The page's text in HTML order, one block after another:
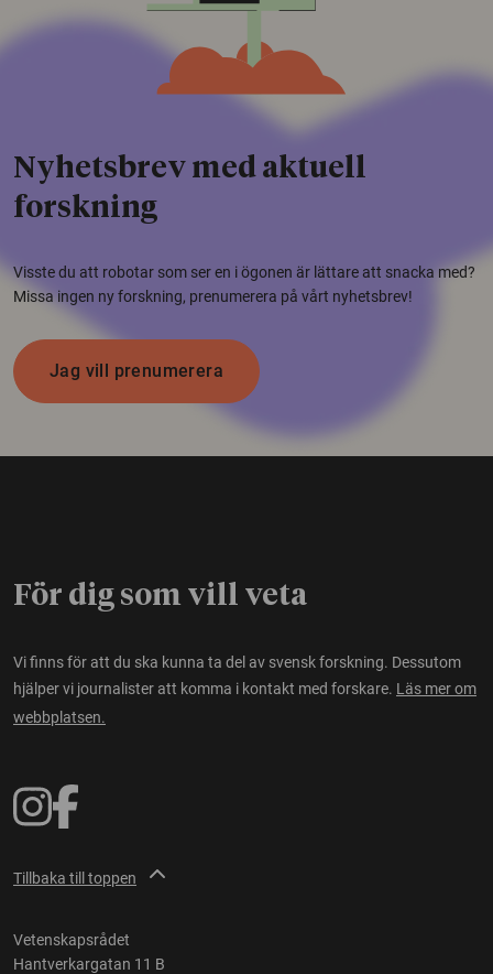
Nyhetsbrev med aktuell
forskning
Visste du att robotar som ser en i ögonen är lättare att snacka med?
Missa ingen ny forskning, prenumerera på vårt nyhetsbrev!
Jag vill prenumerera
För dig som vill veta
Vi finns för att du ska kunna ta del av svensk forskning. Dessutom
hjälper vi journalister att komma i kontakt med forskare. Läs mer om
webbplatsen.
Tillbaka till toppen
Vetenskapsrådet
Hantverkargatan 11 B